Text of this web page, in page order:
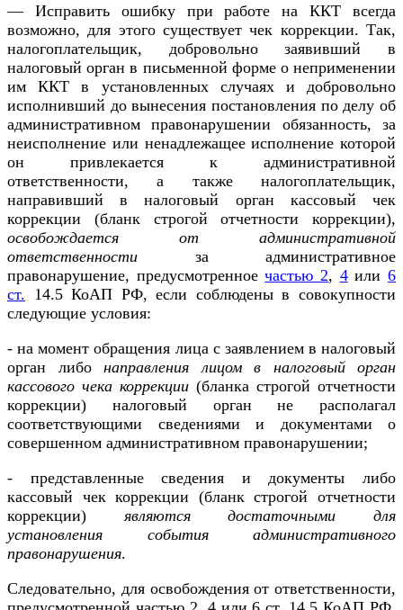
— Исправить ошибку при работе на ККТ всегда
возможно, для этого существует чек коррекции. Так,
налогоплательщик, добровольно заявивший в
налоговый орган в письменной форме о неприменении
им ККТ в установленных случаях и добровольно
исполнивший до вынесения постановления по делу об
административном правонарушении обязанность, за
неисполнение или ненадлежащее исполнение которой
он привлекается к административной
ответственности, а также налогоплательщик,
направивший в налоговый орган кассовый чек
коррекции (бланк строгой отчетности коррекции),
освобождается от административной
ответственности за административное
правонарушение, предусмотренноечастью 2, 4или6
ст. 14.5 КоАП РФ, если соблюдены в совокупности
следующие условия:
- на момент обращения лица с заявлением в налоговый
орган либо направления лицом в налоговый орган
кассового чека коррекции (бланка строгой отчетности
коррекции) налоговый орган не располагал
соответствующими сведениями и документами о
совершенном административном правонарушении;
- представленные сведения и документы либо
кассовый чек коррекции (бланк строгой отчетности
коррекции) являются достаточными для
установления события административного
правонарушения.
Следовательно, для освобождения от ответственности,